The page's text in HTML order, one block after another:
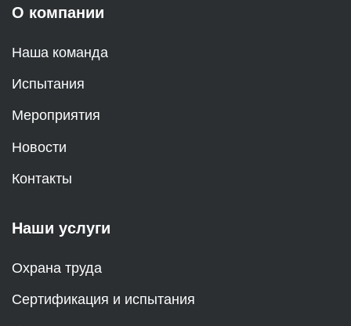
О компании
Наша команда
Испытания
Мероприятия
Новости
Контакты
Наши услуги
Охрана труда
Сертификация и испытания